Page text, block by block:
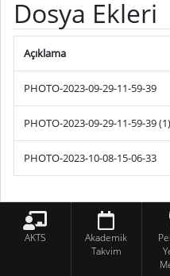
Dosya Ekleri
Açıklama
PHOTO-2023-09-29-11-59-39
PHOTO-2023-09-29-11-59-39 (1)
PHOTO-2023-10-08-15-06-33
AKTS
Akademik
Takvim